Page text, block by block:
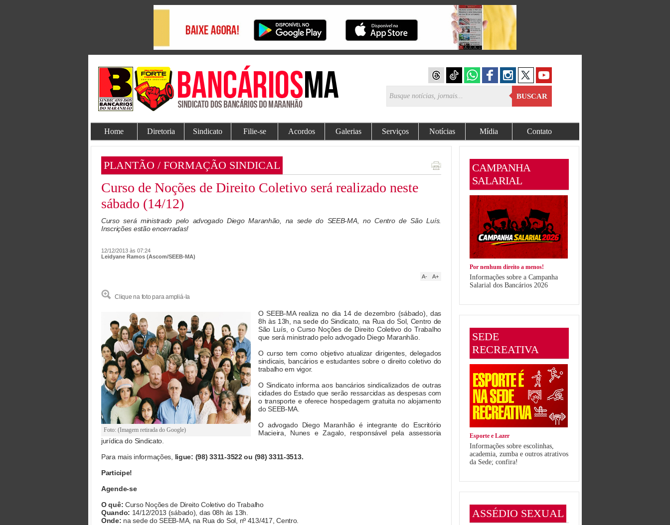
BUSCAR
Home Diretoria Sindicato Filie-se Acordos Galerias Serviços Notícias Mídia Contato
PLANTÃO / FORMAÇÃO SINDICAL
Curso de Noções de Direito Coletivo será realizado neste
sábado (14/12)
Curso será ministrado pelo advogado Diego Maranhão, na sede do SEEB-MA, no Centro de São Luís.
Inscrições estão encerradas!
12/12/2013 às 07:24
Leidyane Ramos (Ascom/SEEB-MA)
A+
A-
Clique na foto para ampliá-la
Foto: (Imagem retirada do Google)
O SEEB-MA realiza no dia 14 de dezembro (sábado), das
8h às 13h, na sede do Sindicato, na Rua do Sol, Centro de
São Luís, o Curso Noções de Direito Coletivo do Trabalho
que será ministrado pelo advogado Diego Maranhão.
O curso tem como objetivo atualizar dirigentes, delegados
sindicais, bancários e estudantes sobre o direito coletivo do
trabalho em vigor.
O Sindicato informa aos bancários sindicalizados de outras
cidades do Estado que serão ressarcidas as despesas com
o transporte e oferece hospedagem gratuita no alojamento
do SEEB-MA.
O advogado Diego Maranhão é integrante do Escritório
Macieira, Nunes e Zagalo, responsável pela assessoria
jurídica do Sindicato.
Para mais informações, ligue: (98) 3311-3522 ou (98) 3311-3513.
Participe!
Agende-se
O quê:Curso Noções de Direito Coletivo do Trabalho
Quando: 14/12/2013 (sábado), das 08h às 13h.
Onde: na sede do SEEB-MA, na Rua do Sol, nº 413/417, Centro.
CAMPANHA
SALARIAL
Por nenhum direito a menos!
Informações sobre a Campanha
Salarial dos Bancários 2026
SEDE
RECREATIVA
Esporte e Lazer
Informações sobre escolinhas,
academia, zumba e outros atrativos
da Sede; confira!
ASSÉDIO SEXUAL